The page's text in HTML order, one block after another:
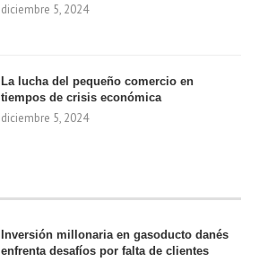
diciembre 5, 2024
La lucha del pequeño comercio en
tiempos de crisis económica
diciembre 5, 2024
Inversión millonaria en gasoducto danés
enfrenta desafíos por falta de clientes